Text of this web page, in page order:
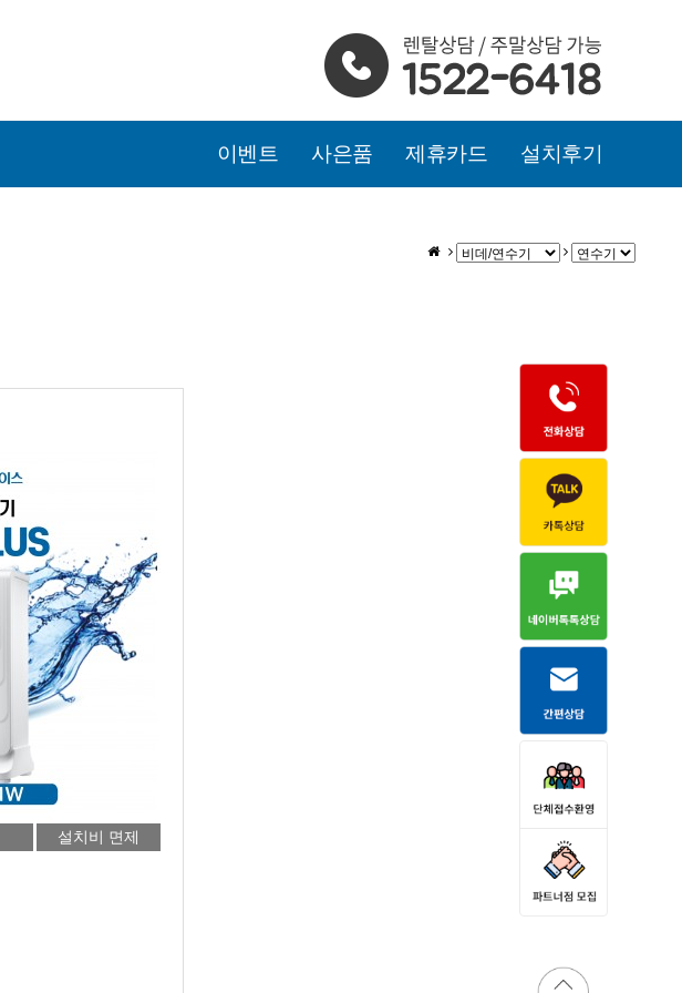
이벤트 사은품 제휴카드 설치후기
설치비 면제